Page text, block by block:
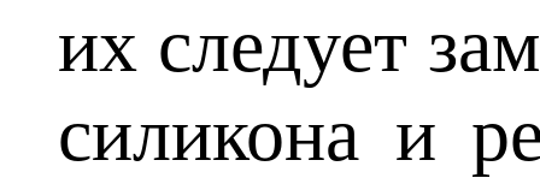
их следует
силикона и